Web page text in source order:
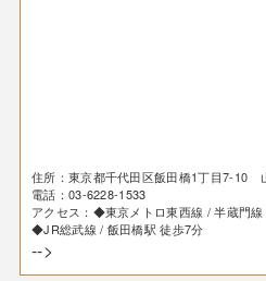
住所：東京都千代田区飯田橋1丁目7-10
電話：03-6228-1533
アクセス：◆東京メトロ東西線 / 半蔵門
◆JR総武線 / 飯田橋駅 徒歩7分
-->